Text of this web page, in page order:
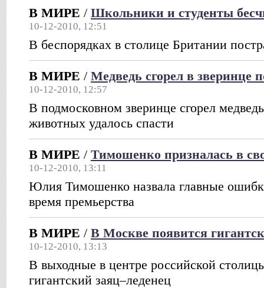
В МИРЕ / Школьники и студенты
10-12-2010, 12:51
В беспорядках в столице Британии
В МИРЕ / Медведь сгорел в зверинце
10-12-2010, 12:57
В подмосковном зверинце сгорел
животных удалось спасти
В МИРЕ / Тимошенко призналась в
10-12-2010, 13:11
Юлия Тимошенко назвала главные
время премьерства
В МИРЕ / В Москве появится
10-12-2010, 13:13
В выходные в центре российской
гигантский заяц–леденец